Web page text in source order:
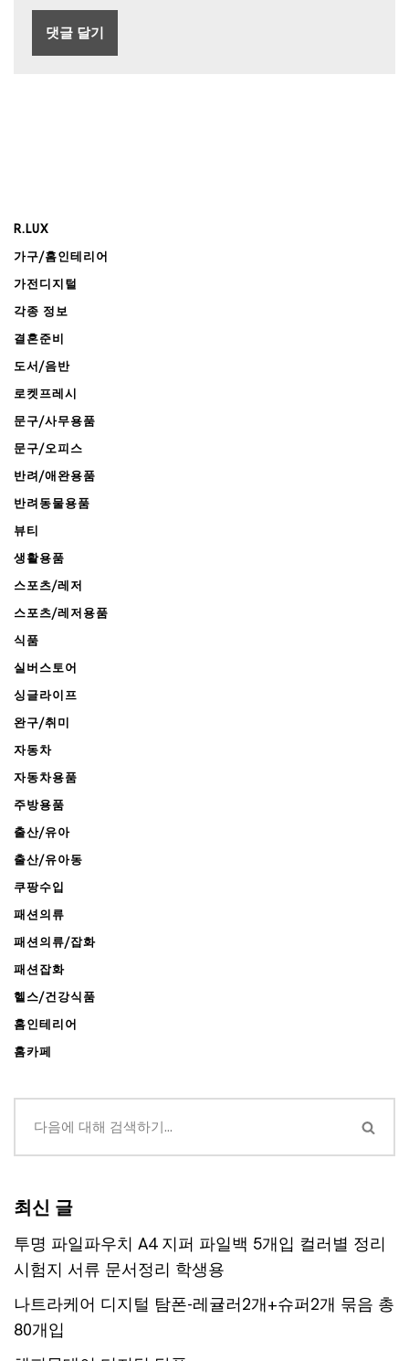
R.LUX
가구/홈인테리어
가전디지털
각종 정보
결혼준비
도서/음반
로켓프레시
문구/사무용품
문구/오피스
반려/애완용품
반려동물용품
뷰티
생활용품
스포츠/레저
스포츠/레저용품
식품
실버스토어
싱글라이프
완구/취미
자동차
자동차용품
주방용품
출산/유아
출산/유아동
쿠팡수입
패션의류
패션의류/잡화
패션잡화
헬스/건강식품
홈인테리어
홈카페
최신 글
투명 파일파우치 A4 지퍼 파일백 5개입 컬러별 정리
시험지 서류 문서정리 학생용
나트라케어 디지털 탐폰-레귤러2개+슈퍼2개 묶음 총
80개입